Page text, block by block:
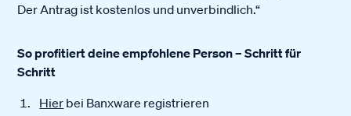
Der Antrag ist kostenlos und unverbindlich.“
So profitiert deine empfohlene Person – Schritt für
Schritt
Hier bei Banxware registrieren